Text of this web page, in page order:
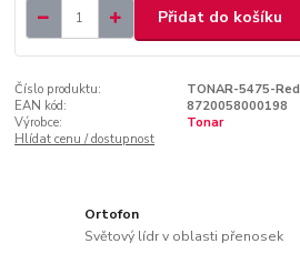
Přidat do košíku
Číslo produktu:
TONAR-5475-Red
EAN kód:
8720058000198
Výrobce:
Tonar
Hlídat cenu / dostupnost
Ortofon
Světový lídr v oblasti přenosek